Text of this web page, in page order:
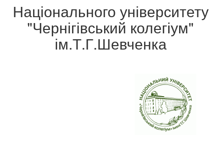
Національного університету
"Чернігівський колегіум"
ім.Т.Г.Шевченка